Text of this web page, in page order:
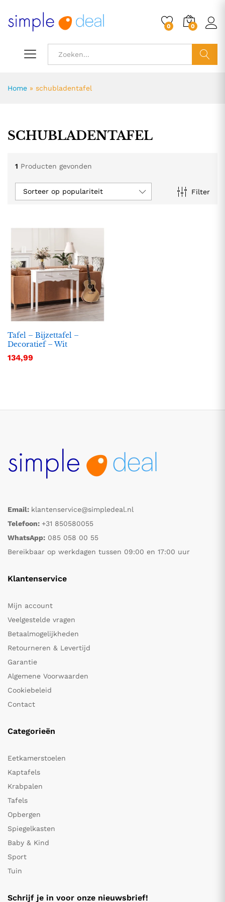
0 0
Home » schubladentafel
SCHUBLADENTAFEL
1 Producten gevonden
Filter
Sorteer op populariteit
Tafel – Bijzettafel –
Decoratief – Wit
134,99
Email: klantenservice@simpledeal.nl
Telefoon: +31 850580055
WhatsApp: 085 058 00 55
Bereikbaar op werkdagen tussen 09:00 en 17:00 uur
Klantenservice
Mijn account
Veelgestelde vragen
Betaalmogelijkheden
Retourneren & Levertijd
Garantie
Algemene Voorwaarden
Cookiebeleid
Contact
Categorieën
Eetkamerstoelen
Kaptafels
Krabpalen
Tafels
Opbergen
Spiegelkasten
Baby & Kind
Sport
Tuin
Schrijf je in voor onze nieuwsbrief!